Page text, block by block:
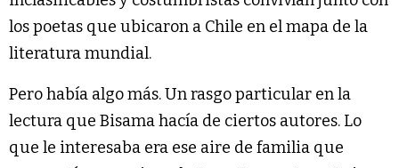
los poetas que ubicaron a Chile en el mapa de la
literatura mundial.
Pero había algo más. Un rasgo particular en la
lectura que Bisama hacía de ciertos autores. Lo
que le interesaba era ese aire de familia que